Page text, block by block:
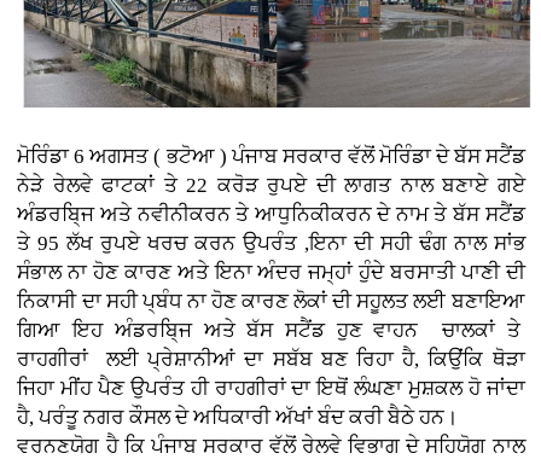
ਮੋਰਿੰਡਾ 6 ਅਗਸਤ ( ਭਟੋਆ )ਪੰਜਾਬ ਸਰਕਾਰ ਵੱਲੋਂ ਮੋਰਿੰਡਾ ਦੇ ਬੱਸ ਸਟੈਂਡ
ਨੇੜੇ ਰੇਲਵੇ ਫਾਟਕਾਂ ਤੇ 22 ਕਰੋੜ ਰੁਪਏ ਦੀ ਲਾਗਤ ਨਾਲ ਬਣਾਏ ਗਏ
ਅੰਡਰਬਿ੍ਜ ਅਤੇ ਨਵੀਨੀਕਰਨ ਤੇ ਆਧੁਨਿਕੀਕਰਨ ਦੇ ਨਾਮ ਤੇ ਬੱਸ ਸਟੈਂਡ
ਤੇ 95 ਲੱਖ ਰੁਪਏ ਖਰਚ ਕਰਨ ਉਪਰੰਤ ,ਇਨਾ ਦੀ ਸਹੀ ਢੰਗ ਨਾਲ ਸਾਂਭ
ਸੰਭਾਲ ਨਾ ਹੋਣ ਕਾਰਣ ਅਤੇ ਇਨਾ ਅੰਦਰ ਜਮ੍ਹਾਂ ਹੁੰਦੇ ਬਰਸਾਤੀ ਪਾਣੀ ਦੀ
ਨਿਕਾਸੀ ਦਾ ਸਹੀ ਪ੍ਬੰਧ ਨਾ ਹੋਣ ਕਾਰਣ ਲੋਕਾਂ ਦੀ ਸਹੂਲਤ ਲਈ ਬਣਾਇਆ
ਗਿਆ ਇਹ ਅੰਡਰਬਿ੍ਜ ਅਤੇ ਬੱਸ ਸਟੈਂਡ ਹੁਣ ਵਾਹਨ ਚਾਲਕਾਂ ਤੇ
ਰਾਹਗੀਰਾਂ ਲਈ ਪ੍ਰੇਸ਼ਾਨੀਆਂ ਦਾ ਸਬੱਬ ਬਣ ਰਿਹਾ ਹੈ, ਕਿਉਂਕਿ ਥੋੜਾ
ਜਿਹਾ ਮੀਂਹ ਪੈਣ ਉਪਰੰਤ ਹੀ ਰਾਹਗੀਰਾਂ ਦਾ ਇਥੋਂ ਲੰਘਣਾ ਮੁਸ਼ਕਲ ਹੋ ਜਾਂਦਾ
ਹੈ, ਪਰੰਤੂ ਨਗਰ ਕੌਸਲ ਦੇ ਅਧਿਕਾਰੀ ਅੱਖਾਂ ਬੰਦ ਕਰੀ ਬੈਠੇ ਹਨ।
ਵਰਨਣਯੋਗ ਹੈ ਕਿ ਪੰਜਾਬ ਸਰਕਾਰ ਵੱਲੋਂ ਰੇਲਵੇ ਵਿਭਾਗ ਦੇ ਸਹਿਯੋਗ ਨਾਲ